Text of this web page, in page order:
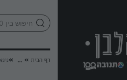
דף הבית »
...
»